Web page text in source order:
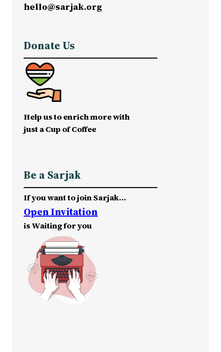
hello@sarjak.org
Donate Us
Help us to enrich more with
just a Cup of Coffee
Be a Sarjak
If you want to join Sarjak…
Open Invitation
is Waiting for you